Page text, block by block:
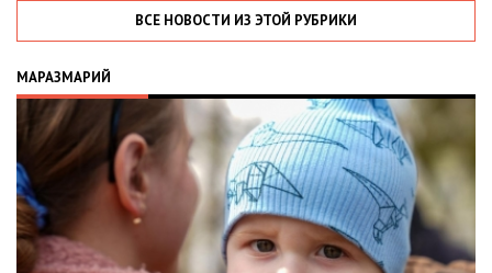
ВСЕ НОВОСТИ ИЗ ЭТОЙ РУБРИКИ
МАРАЗМАРИЙ